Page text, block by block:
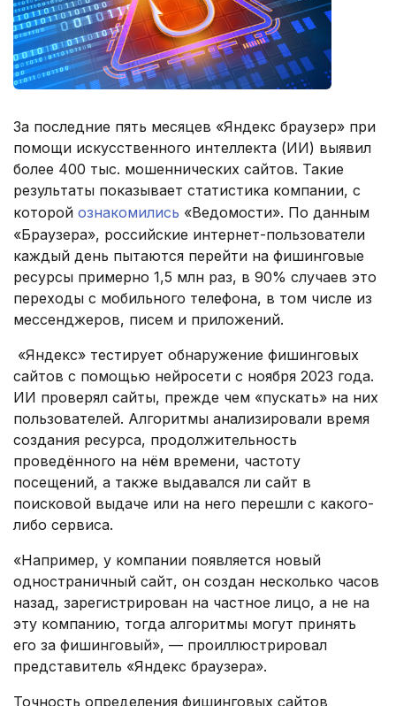
За последние пять месяцев «Яндекс браузер» при
помощи искусственного интеллекта (ИИ) выявил
более 400 тыс. мошеннических сайтов. Такие
результаты показывает статистика компании, с
которой ознакомились «Ведомости». По данным
«Браузера», российские интернет-пользователи
каждый день пытаются перейти на фишинговые
ресурсы примерно 1,5 млн раз, в 90% случаев это
переходы с мобильного телефона, в том числе из
мессенджеров, писем и приложений.
«Яндекс» тестирует обнаружение фишинговых
сайтов с помощью нейросети с ноября 2023 года.
ИИ проверял сайты, прежде чем «пускать» на них
пользователей. Алгоритмы анализировали время
создания ресурса, продолжительность
проведённого на нём времени, частоту
посещений, а также выдавался ли сайт в
поисковой выдаче или на него перешли с какого-
либо сервиса.
«Например, у компании появляется новый
одностраничный сайт, он создан несколько часов
назад, зарегистрирован на частное лицо, а не на
эту компанию, тогда алгоритмы могут принять
его за фишинговый», — проиллюстрировал
представитель «Яндекс браузера».
Точность определения фишинговых сайтов